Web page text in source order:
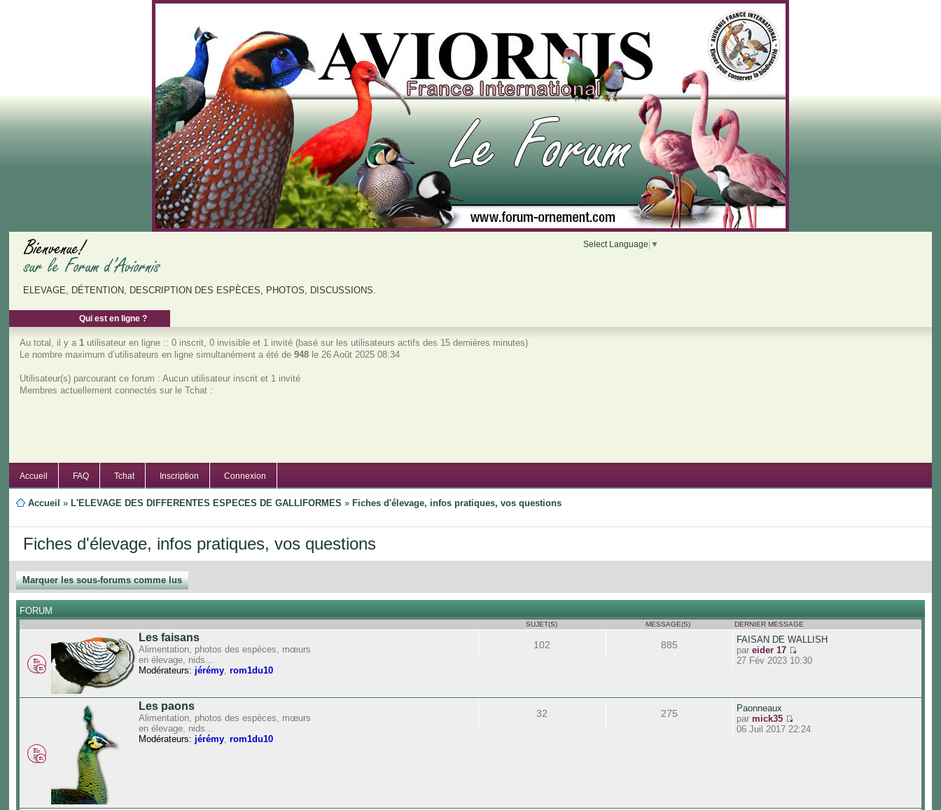
Select Language ▼
ELEVAGE, DÉTENTION, DESCRIPTION DES ESPÈCES, PHOTOS, DISCUSSIONS.
Qui est en ligne ?
Au total, il y a 1 utilisateur en ligne :: 0 inscrit, 0 invisible et 1 invité (basé sur les utilisateurs actifs des 15 dernières minutes)
Le nombre maximum d’utilisateurs en ligne simultanément a été de948 le 26 Août 2025 08:34
Utilisateur(s) parcourant ce forum : Aucun utilisateur inscrit et 1 invité
Membres actuellement connectés sur le Tchat :
Accueil FAQ Tchat Inscription Connexion
Accueil » L'ELEVAGE DES DIFFERENTES ESPECES DE GALLIFORMES » Fiches d'élevage, infos pratiques, vos questions
Fiches d'élevage, infos pratiques, vos questions
Marquer les sous-forums comme lus
FORUM
SUJET(S) MESSAGE(S) DERNIER MESSAGE
Les faisans
Alimentation, photos des espèces, mœurs
en élevage, nids...
Modérateurs: jérémy,rom1du10
102 885
FAISAN DE WALLISH
par eider 17
27 Fév 2023 10:30
Les paons
Alimentation, photos des espèces, mœurs
en élevage, nids...
Modérateurs: jérémy,rom1du10
32 275
Paonneaux
par mick35
06 Juil 2017 22:24